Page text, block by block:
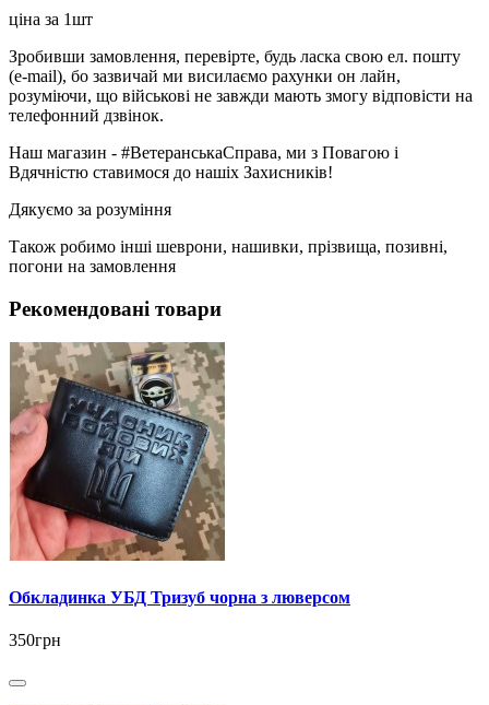
ціна за 1шт
Зробивши замовлення, перевірте, будь ласка свою ел. пошту
(e-mail), бо зазвичай ми висилаємо рахунки он лайн,
розуміючи, що військові не завжди мають змогу відповісти на
телефонний дзвінок.
Наш магазин - #ВетеранськаСправа, ми з Повагою і
Вдячністю ставимося до нашіх Захисників!
Дякуємо за розуміння
Також робимо інші шеврони, нашивки, прізвища, позивні,
погони на замовлення
Рекомендовані товари
Обкладинка УБД Тризуб чорна з люверсом
350грн